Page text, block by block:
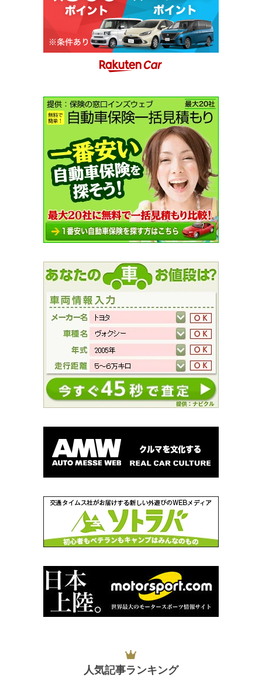
人気記事ランキング